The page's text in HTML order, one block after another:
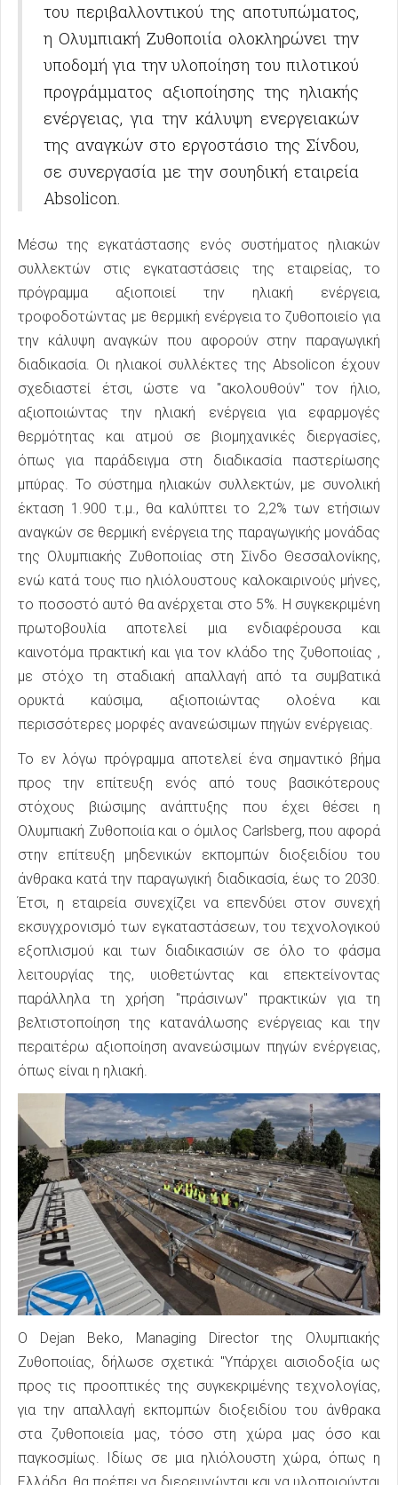
του περιβαλλοντικού της αποτυπώματος,
η Ολυμπιακή Ζυθοποιία ολοκληρώνει την
υποδομή για την υλοποίηση του πιλοτικού
προγράμματος αξιοποίησης της ηλιακής
ενέργειας, για την κάλυψη ενεργειακών
της αναγκών στο εργοστάσιο της Σίνδου,
σε συνεργασία με την σουηδική εταιρεία
Absolicon.
Μέσω της εγκατάστασης ενός συστήματος ηλιακών
συλλεκτών στις εγκαταστάσεις της εταιρείας, το
πρόγραμμα αξιοποιεί την ηλιακή ενέργεια,
τροφοδοτώντας με θερμική ενέργεια το ζυθοποιείο για
την κάλυψη αναγκών που αφορούν στην παραγωγική
διαδικασία. Οι ηλιακοί συλλέκτες της Absolicon έχουν
σχεδιαστεί έτσι, ώστε να "ακολουθούν" τον ήλιο,
αξιοποιώντας την ηλιακή ενέργεια για εφαρμογές
θερμότητας και ατμού σε βιομηχανικές διεργασίες,
όπως για παράδειγμα στη διαδικασία παστερίωσης
μπύρας. Το σύστημα ηλιακών συλλεκτών, με συνολική
έκταση 1.900 τ.μ., θα καλύπτει το 2,2% των ετήσιων
αναγκών σε θερμική ενέργεια της παραγωγικής μονάδας
της Ολυμπιακής Ζυθοποιίας στη Σίνδο Θεσσαλονίκης,
ενώ κατά τους πιο ηλιόλουστους καλοκαιρινούς μήνες,
το ποσοστό αυτό θα ανέρχεται στο 5%. Η συγκεκριμένη
πρωτοβουλία αποτελεί μια ενδιαφέρουσα και
καινοτόμα πρακτική και για τον κλάδο της ζυθοποιίας ,
με στόχο τη σταδιακή απαλλαγή από τα συμβατικά
ορυκτά καύσιμα, αξιοποιώντας ολοένα και
περισσότερες μορφές ανανεώσιμων πηγών ενέργειας.
Το εν λόγω πρόγραμμα αποτελεί ένα σημαντικό βήμα
προς την επίτευξη ενός από τους βασικότερους
στόχους βιώσιμης ανάπτυξης που έχει θέσει η
Ολυμπιακή Ζυθοποιία και ο όμιλος Carlsberg, που αφορά
στην επίτευξη μηδενικών εκπομπών διοξειδίου του
άνθρακα κατά την παραγωγική διαδικασία, έως το 2030.
Έτσι, η εταιρεία συνεχίζει να επενδύει στον συνεχή
εκσυγχρονισμό των εγκαταστάσεων, του τεχνολογικού
εξοπλισμού και των διαδικασιών σε όλο το φάσμα
λειτουργίας της, υιοθετώντας και επεκτείνοντας
παράλληλα τη χρήση "πράσινων" πρακτικών για τη
βελτιστοποίηση της κατανάλωσης ενέργειας και την
περαιτέρω αξιοποίηση ανανεώσιμων πηγών ενέργειας,
όπως είναι η ηλιακή.
Ο Dejan Beko, Managing Director της Ολυμπιακής
Ζυθοποιίας, δήλωσε σχετικά: "Υπάρχει αισιοδοξία ως
προς τις προοπτικές της συγκεκριμένης τεχνολογίας,
για την απαλλαγή εκπομπών διοξειδίου του άνθρακα
στα ζυθοποιεία μας, τόσο στη χώρα μας όσο και
παγκοσμίως. Ιδίως σε μια ηλιόλουστη χώρα, όπως η